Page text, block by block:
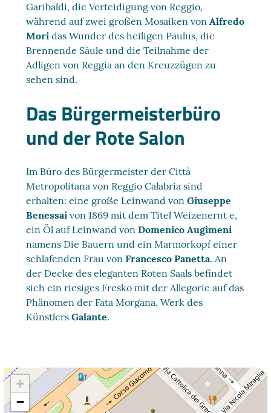
Garibaldi, die Verteidigung von Reggio,
während auf zwei großen Mosaiken vonAlfredo
Mori das Wunder des heiligen Paulus, die
Brennende Säule und die Teilnahme der
Adligen von Reggia an den Kreuzzügen zu
sehen sind.
Das Bürgermeisterbüro
und der Rote Salon
Im Büro des Bürgermeister der Città
Metropolitana von Reggio Calabria sind
erhalten: eine große Leinwand vonGiuseppe
Benessai von 1869 mit dem Titel Weizenernt e,
ein Öl auf Leinwand vonDomenico Augimeni
namens Die Bauern und ein Marmorkopf einer
schlafenden Frau vonFrancesco Panetta. An
der Decke des eleganten Roten Saals befindet
sich ein riesiges Fresko mit der Allegorie auf das
Phänomen der Fata Morgana, Werk des
KünstlersGalante.
+
−